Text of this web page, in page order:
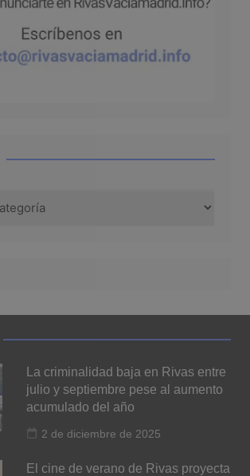
La criminalidad baja en Rivas entre
julio y septiembre pese al aumento
acumulado del año
2 de diciembre de 2025
El cine de verano de Rivas proyecta